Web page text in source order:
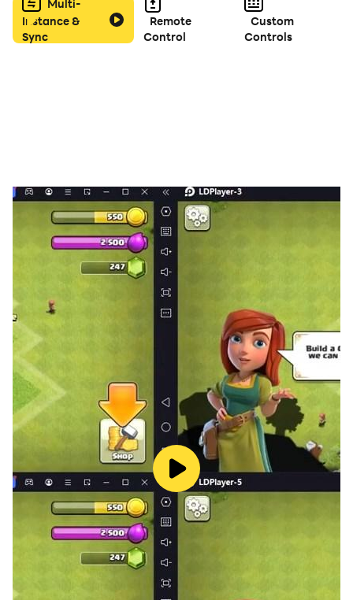
Multi-
Instance &
Sync
Remote
Control
Custom
Controls